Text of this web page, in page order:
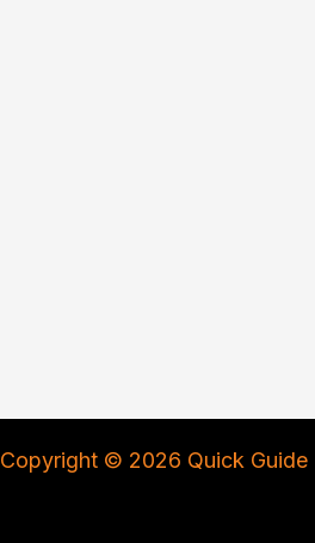
Copyright © 2026 Quick Guide